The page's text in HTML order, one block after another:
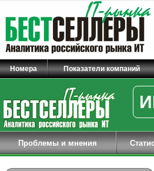
Номера Показатели компаний
Проблемы и мнения